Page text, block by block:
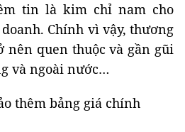
tin là kim chỉ nam cho
Chính vì vậy, thương
nên quen thuộc và gần gũi
và ngoài nước…
thêm bảng giá chính